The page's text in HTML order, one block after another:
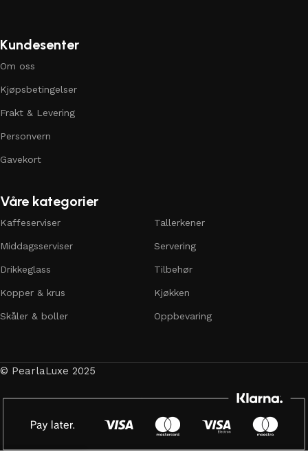
Kundesenter
Om oss
Kjøpsbetingelser
Frakt & Levering
Personvern
Gavekort
Våre kategorier
Kaffeserviser
Middagsserviser
Drikkeglass
Kopper & krus
Skåler & boller
Tallerkener
Servering
Tilbehør
Kjøkken
Oppbevaring
© PearlaLuxe 2025